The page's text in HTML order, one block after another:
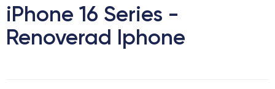
iPhone 16 Series -
Renoverad Iphone